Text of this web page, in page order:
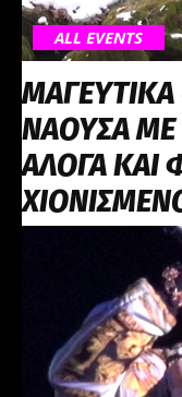
ALL EVENTS
ΝΑΟΥΣΑ ΜΕ
ΑΛΟΓΑ ΚΑΙ